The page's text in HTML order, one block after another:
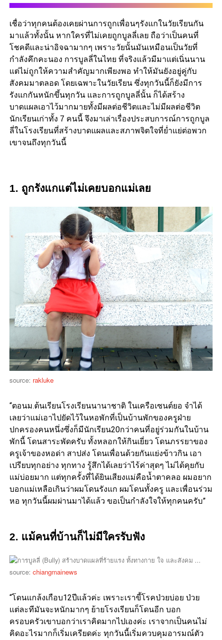
เชื่อว่าทุกคนต้องเคยผ่านการถูกเพื่อนๆรังแกในวัยเรียนกัน
มาแล้วทั้งนั้น หากใครที่ไม่เคยถูกบูลลี่เลย ถือว่าเป็นคนที่
โชคดีและน่าอิจฉามากๆ เพราะวัยนั้นมันเหมือนเป็นวัยที่
กำลังคึกคะนอง การบูลลี่ในไทย ที่จริงแล้วมีมาแต่เนิ่นนาน
แต่ไม่ถูกให้ความสำคัญมากเพียงพอ ทำให้มันยังอยู่คู่กับ
สังคมมาตลอด โดยเฉพาะในวัยเรียน ซึ่งทุกวันนี้ก็ยังมีการ
รังแกกันหนักขึ้นทุกวัน และการถูกบูลลี่นั้น ก็ได้สร้าง
บาดแผลเอาไว้มากมายทั้งมีผลต่อชีวิตและไม่มีผลต่อชีวิต
นักเรียนเก่าทั้ง 7 คนนี้ จึงมาเล่าเรื่องประสบการณ์การถูกบูล
ลี่ในโรงเรียนที่สร้างบาดแผลและสภาพจิตใจที่ย่ำแย่ต่อพวก
เขาจนถึงทุกวันนี้
1. ถูกรังแกแต่ไม่เคยบอกแม่เลย
source: rakluke
“ตอนม.ต้นเรียนโรงเรียนนานาชาติ ในเครือเซนต์ยอ จำได้
เลยว่าแม่เอาไปยัดไว้ในหอพักที่เป็นบ้านพักของครูฝ่าย
ปกครองคนหนึ่งซึ่งก็มีนักเรียน20กว่าคนที่อยู่ร่วมกันในบ้าน
พักนี้ โดนสาระพัดครับ ทั้งหลอกให้กินเยี่ยว โดนภรรยาของ
ครูเจ้าของหอด่า สาปส่ง โดนเพื่อนด้วยกันแย่งข้าวกิน เอา
เปรียบทุกอย่าง ทุกทาง รู้สึกได้เลยว่าไร้ค่าสุดๆ ไม่ได้คุยกับ
แม่บ่อยมาก แต่ทุกครั้งที่ได้ยินเสียงแม่คือน้ำตาคลอ ผมอยาก
บอกแม่เหลือเกินว่าผมโดนรังแก ผมโดนทั้งครู และเพื่อนร่วม
หอ ทุกวันนี้ผมผ่านมาได้แล้ว ขอเป็นกำลังใจให้ทุกคนครับ”
2. แม้คนที่บ้านก็ไม่มีใครรับฟัง
source: chiangmainews
“โดนแกล้งเกือบ12ปีแล้วค่ะ เพราะเราขี้โรคป่วยบ่อย ป่วย
แต่ละทีมันจะหนักมากๆ ย้ายโรงเรียนก็โดนอีก บอก
ครอบครัวเขาบอกว่าเราคิดมากไปเองค่ะ เราจากเป็นคนไม่
คิดอะไรมากก็เริ่มเครียดค่ะ ทุกวันนี้เริ่มควบคุมอารมณ์ตัว